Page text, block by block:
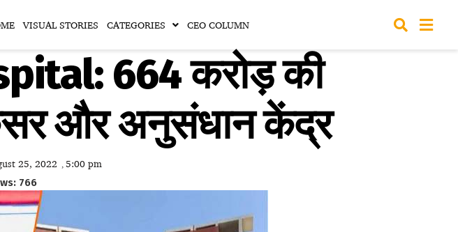
VISUAL STORIES CATEGORIES CEO COLUMN
664 करोड़ की
और अनुसंधान केंद्र
25, 2022 , 5:00 pm
766